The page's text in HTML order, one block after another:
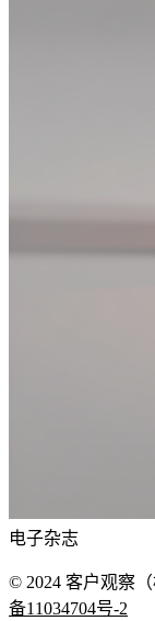
电子杂志
© 2024 客户观察
备11034704号-2